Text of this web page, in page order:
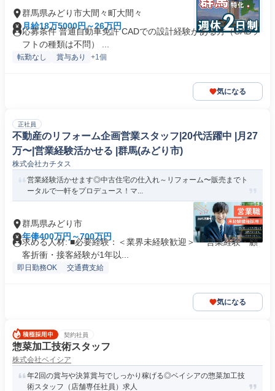
群馬県みどり市大間々町大間々
月給18万5000円～26万円
応募条件 普通自動車免許 CADでの設計経験がある方（CADソ
フトの種類は不問） ...
転勤なし 賞与あり +1個
気になる
正社員
不動産のリフォーム企画営業スタッフ|20代活躍中 |月27
万〜|営業経験活かせる |群馬(みどり市)
株式会社カチタス
営業経験活かせます◎中古住宅の仕入れ～リフォーム〜販売までト
ータルで一軒をプロデュース！マ...
群馬県みどり市
年俸400万円～700万円
求める人材: ■必要経験：＜業界未経験歓迎＞ ・営業経験・顧
客折衝・接客経験が1年以...
即日勤務OK 交通費支給
気になる
契約社員
惣菜加工技術スタッフ
株式会社ベイシア
年2回の賞与や決算賞与でしっかり稼げる◎ベイシアの惣菜加工技
術スタッフ（店舗専任社員）求人